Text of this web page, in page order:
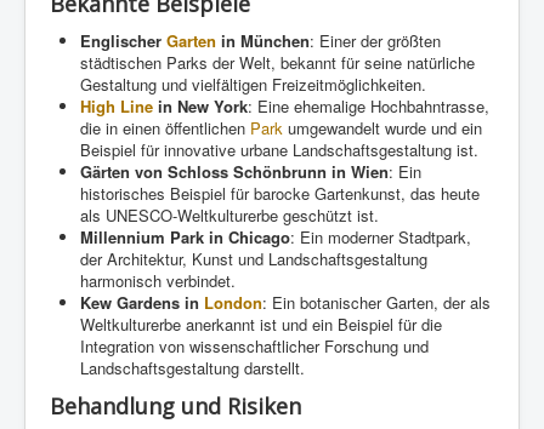
Englischer Garten in München: Einer der größten
städtischen Parks der Welt, bekannt für seine natürliche
Gestaltung und vielfältigen Freizeitmöglichkeiten.
High Line in New York: Eine ehemalige Hochbahntrasse,
die in einen öffentlichen Park umgewandelt wurde und ein
Beispiel für innovative urbane Landschaftsgestaltung ist.
Gärten von Schloss Schönbrunn in Wien: Ein
historisches Beispiel für barocke Gartenkunst, das heute
als UNESCO-Weltkulturerbe geschützt ist.
Millennium Park in Chicago: Ein moderner Stadtpark,
der Architektur, Kunst und Landschaftsgestaltung
harmonisch verbindet.
Kew Gardens in London: Ein botanischer Garten, der als
Weltkulturerbe anerkannt ist und ein Beispiel für die
Integration von wissenschaftlicher Forschung und
Landschaftsgestaltung darstellt.
Behandlung und Risiken